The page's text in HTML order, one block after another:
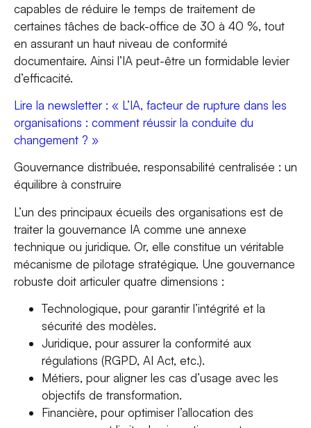
capables de réduire le temps de traitement de
certaines tâches de back-office de 30 à 40 %, tout
en assurant un haut niveau de conformité
documentaire. Ainsi l’IA peut-être un formidable levier
d’efficacité.
Lire la newsletter : « L’IA, facteur de rupture dans les
organisations : comment réussir la conduite du
changement ? »
Gouvernance distribuée, responsabilité centralisée : un
équilibre à construire
L’un des principaux écueils des organisations est de
traiter la gouvernance IA comme une annexe
technique ou juridique. Or, elle constitue un véritable
mécanisme de pilotage stratégique. Une gouvernance
robuste doit articuler quatre dimensions :
Technologique, pour garantir l’intégrité et la
sécurité des modèles.
Juridique, pour assurer la conformité aux
régulations (RGPD, AI Act, etc.).
Métiers, pour aligner les cas d’usage avec les
objectifs de transformation.
Financière, pour optimiser l’allocation des